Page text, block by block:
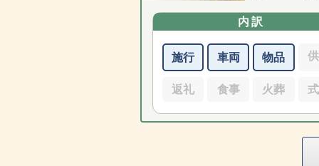
内訳
施行 車両 物品
返礼 食事 火葬